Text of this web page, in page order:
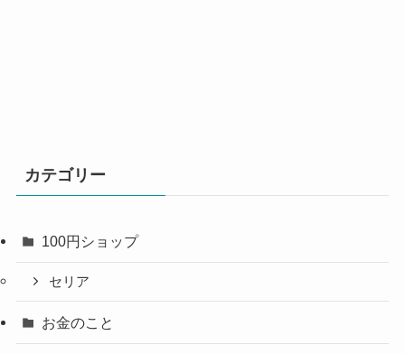
カテゴリー
100円ショップ
セリア
お金のこと